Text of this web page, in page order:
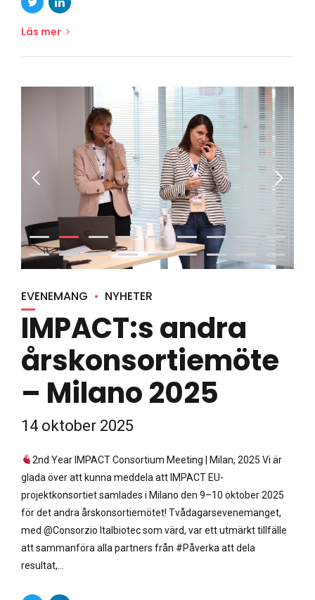
Läs mer
EVENEMANG NYHETER
IMPACT:s andra
årskonsortiemöte
– Milano 2025
14 oktober 2025
2nd Year IMPACT Consortium Meeting | Milan, 2025 Vi är
glada över att kunna meddela att IMPACT EU-
projektkonsortiet samlades i Milano den 9–10 oktober 2025
för det andra årskonsortiemötet! Tvådagarsevenemanget,
med @Consorzio Italbiotec som värd, var ett utmärkt tillfälle
att sammanföra alla partners från #Påverka att dela
resultat,...